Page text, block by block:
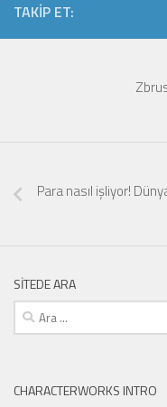
TAKIP ET:
Para nasıl işliyor!
SITEDE ARA
Arama:
CHARACTERWORKS INTRO